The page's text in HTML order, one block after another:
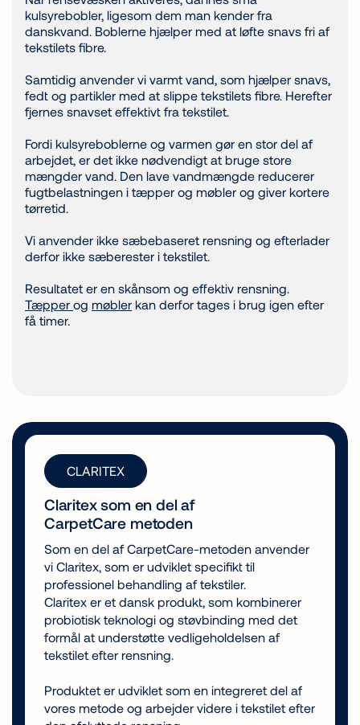
kulsyrebobler, ligesom dem man kender fra
danskvand. Boblerne hjælper med at løfte snavs fri af
tekstilets fibre.
Samtidig anvender vi varmt vand, som hjælper snavs,
fedt og partikler med at slippe tekstilets fibre. Herefter
fjernes snavset effektivt fra tekstilet.
Fordi kulsyreboblerne og varmen gør en stor del af
arbejdet, er det ikke nødvendigt at bruge store
mængder vand. Den lave vandmængde reducerer
fugtbelastningen i tæpper og møbler og giver kortere
tørretid.
Vi anvender ikke sæbebaseret rensning og efterlader
derfor ikke sæberester i tekstilet.
Resultatet er en skånsom og effektiv rensning.
Tæpper og møbler kan derfor tages i brug igen efter
få timer.
CLARITEX
Claritex som en del af
CarpetCare metoden
Som en del af CarpetCare-metoden anvender
vi Claritex, som er udviklet specifikt til
professionel behandling af tekstiler.
Claritex er et dansk produkt, som kombinerer
probiotisk teknologi og støvbinding med det
formål at understøtte vedligeholdelsen af
tekstilet efter rensning.
Produktet er udviklet som en integreret del af
vores metode og arbejder videre i tekstilet efter